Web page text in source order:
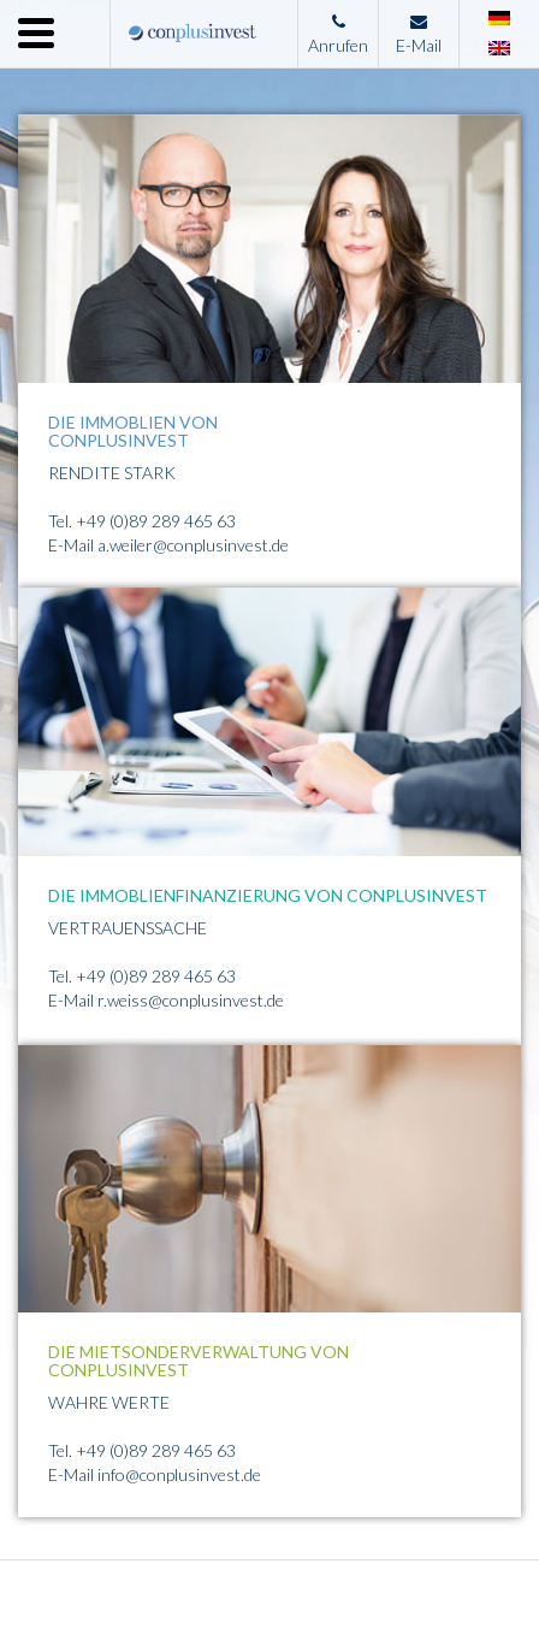
Menu
Home
Unternehmen
Leistungen
Immobilienangebote
Kontakt
Anrufen E-Mail
DIE IMMOBLIEN VON
CONPLUSINVEST
RENDITE STARK
Tel. +49 (0)89 289 465 63
E-Mail a.weiler@conplusinvest.de
DIE IMMOBLIENFINANZIERUNG VON CONPLUSINVEST
VERTRAUENSSACHE
Tel. +49 (0)89 289 465 63
E-Mail r.weiss@conplusinvest.de
DIE MIETSONDERVERWALTUNG VON
CONPLUSINVEST
WAHRE WERTE
Tel. +49 (0)89 289 465 63
E-Mail info@conplusinvest.de